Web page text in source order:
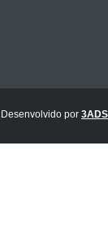
Desenvolvido por 3ADS